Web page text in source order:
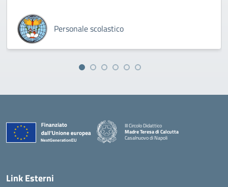
Personale scolastico
III Circolo Didattico
Madre Teresa di Calcutta
Casalnuovo di Napoli
— Visita la pagina iniziale della scuola
Link Esterni